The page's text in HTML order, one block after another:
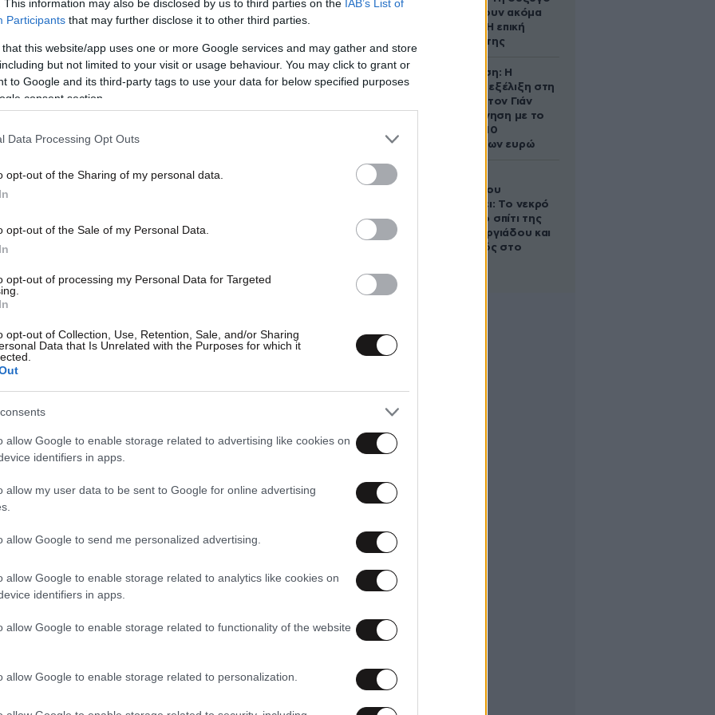
This information may also be disclosed by us to third parties on the IAB’s List of
Participants that may further disclose it to other third parties.
that this website/app uses one or more Google services and may gather and store
but not limited to your visit or usage behaviour. You may click to grant or
to Google and its third-party tags to use your data for below specified purposes
consent section.
Data Processing Opt Outs
opt-out of the Sharing of my personal data.
opt-out of the Sale of my Personal Data.
opt-out of processing my Personal Data for Targeted
opt-out of Collection, Use, Retention, Sale, and/or Sharing
Data that Is Unrelated with the Purposes for which it
allow Google to enable storage related to advertising like cookies on
identifiers in apps.
allow my user data to be sent to Google for online advertising
allow Google to send me personalized advertising.
allow Google to enable storage related to analytics like cookies on
identifiers in apps.
allow Google to enable storage related to functionality of the website
allow Google to enable storage related to personalization.
αφορούσε τον 15χρονο Ντέκλαν
αφού
αντιμετώπισε δυσκολίες όταν
στο Λίνκολν την Κυριακή. Ο πατέρας του,
γιο του μέσω ανακοίνωσης της
ως «ένα αστείο και εξωστρεφές νεαρό αγόρι
ενώ κάλεσε γονείς, φίλους και
τους για τους κινδύνους που κρύβει το
του να κάνουν ακόμα
ένα παιδί – Η επική
αντίδρασή της
Αθηνά Ωνάση: Η
απρόσμενη εξέλιξη στη
διαμάχη με τον Γιάν
Τοπς – Η κίνηση με το
άλογο των 10
εκατομμυρίων ευρώ
Τζώρτζογλου
αποκαλύπτει: Το νεκρό
έμβρυο στο σπίτι της
Μαρίας Γεωργιάδου και
ο εγκλεισμός στο